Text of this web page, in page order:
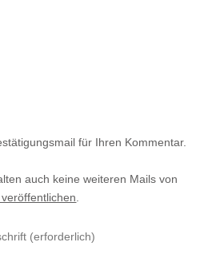
für Ihren Kommentar.
auch keine weiteren Mails von